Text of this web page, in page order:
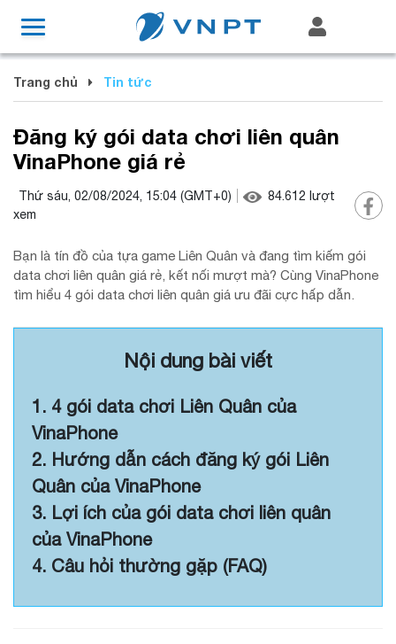
Trang chủ Tin tức
Đăng ký gói data chơi liên quân
VinaPhone giá rẻ
Thứ sáu, 02/08/2024, 15:04 (GMT+0) 84.612 lượt
xem
Bạn là tín đồ của tựa game Liên Quân và đang tìm kiếm gói
data chơi liên quân giá rẻ, kết nối mượt mà? Cùng VinaPhone
tìm hiểu 4 gói data chơi liên quân giá ưu đãi cực hấp dẫn.
Nội dung bài viết
1. 4 gói data chơi Liên Quân của
VinaPhone
2. Hướng dẫn cách đăng ký gói Liên
Quân của VinaPhone
3. Lợi ích của gói data chơi liên quân
của VinaPhone
4. Câu hỏi thường gặp (FAQ)